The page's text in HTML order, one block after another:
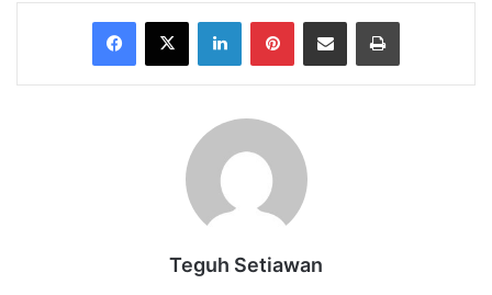
Facebook
X LinkedInPinterestShare via Email Print
Teguh Setiawan